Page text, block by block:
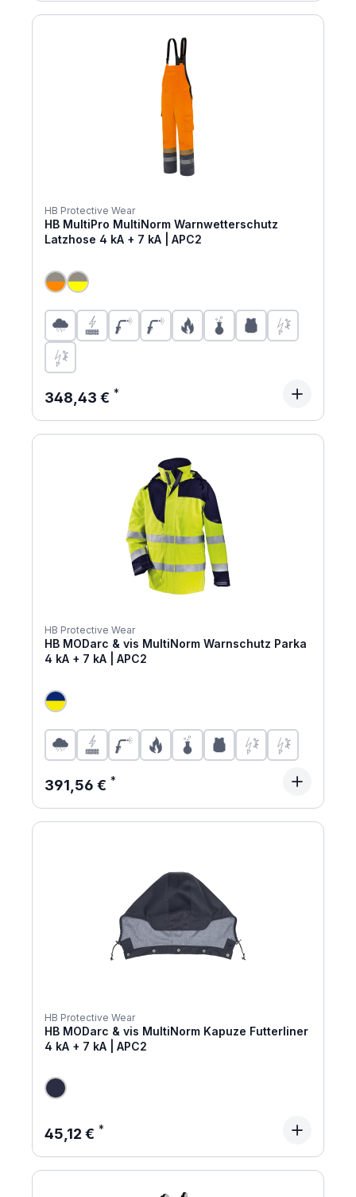
HB Protective Wear
HB MultiPro MultiNorm Warnwetterschutz
Latzhose 4 kA + 7 kA | APC2
Regulärer Preis:
348,43 €
HB Protective Wear
HB MODarc & vis MultiNorm Warnschutz Parka
4 kA + 7 kA | APC2
Regulärer Preis:
391,56 €
HB Protective Wear
HB MODarc & vis MultiNorm Kapuze Futterliner
4 kA + 7 kA | APC2
Regulärer Preis:
45,12 €